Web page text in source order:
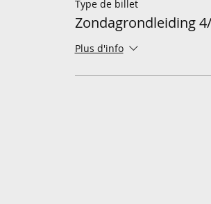
Type de billet
Zondagrondleiding
Plus d'info